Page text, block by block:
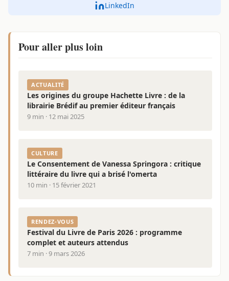
LinkedIn
Pour aller plus loin
ACTUALITÉ
Les origines du groupe Hachette Livre : de la
librairie Brédif au premier éditeur français
9 min · 12 mai 2025
CULTURE
Le Consentement de Vanessa Springora : critique
littéraire du livre qui a brisé l'omerta
10 min · 15 février 2021
RENDEZ-VOUS
Festival du Livre de Paris 2026 : programme
complet et auteurs attendus
7 min · 9 mars 2026